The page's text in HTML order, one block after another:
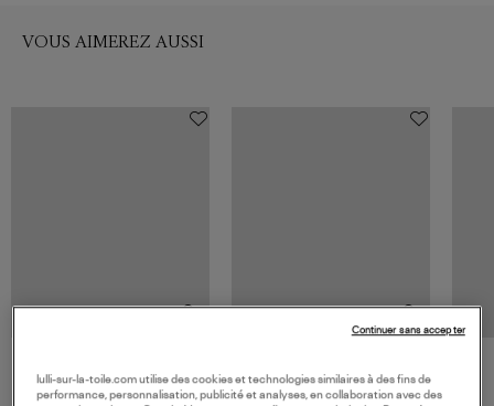
VOUS AIMEREZ AUSSI
Livre Dolce Vita
Livre Venetian Chic
lulli-sur-la-toile.com utilise des cookies et technologies similaires à des fins de
performance, personnalisation, publicité et analyses, en collaboration avec des
Continuer sans accepter